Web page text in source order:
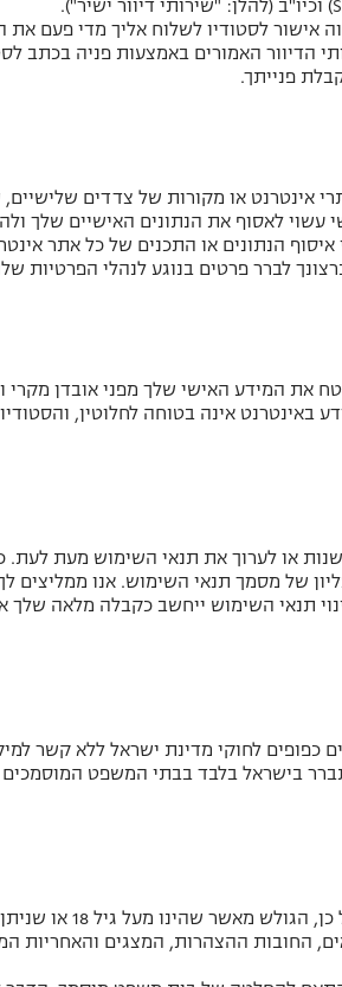
לסטודיו לשלוח אליך מדי פעם את
הדיוור האמורים באמצעות פניה בכתב
פנייתך.
אינטרנט או מקורות של צדדים
לאסוף את הנתונים האישיים שלך
הנתונים או התכנים של כל אתר
לברר פרטים בנוגע לנהלי הפרטיות
את המידע האישי שלך מפני אובדן מקרי
אינה בטוחה לחלוטין,
או לערוך את תנאי השימוש מעת לעת.
של מסמך תנאי השימוש. אנו ממליצים
תנאי השימוש ייחשב כקבלה מלאה שלך
לחוקי מדינת ישראל ללא קשר
בישראל בלבד בבתי המשפט
תנאי השימוש מהווים
החובות ההצהרות, המצגים והאחריות